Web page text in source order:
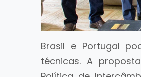
Brasil e Portugal
técnicas. A